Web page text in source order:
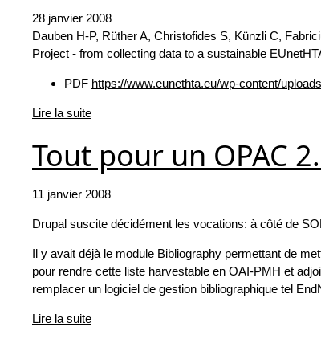
28 janvier 2008
Dauben H-P, Rüther A, Christofides S, Künzli C,
Project - from collecting data to a sustainable
PDF https://www.eunethta.eu/wp-content/
Lire la suite
Tout pour un OPAC
11 janvier 2008
Drupal suscite décidément les vocations: à côté de
Il y avait déjà le module Bibliography permettant de
pour rendre cette liste harvestable en OAI-PMH et
remplacer un logiciel de gestion bibliographique tel
Lire la suite